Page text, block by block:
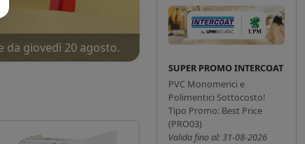
giovedì 20 agosto.
SUPER PROMO INTERCOAT
PVC Monomerici e
Polimentici Sottocosto!
Tipo Promo: Best Price
(PRO03)
Valida fino al: 31-08-2026